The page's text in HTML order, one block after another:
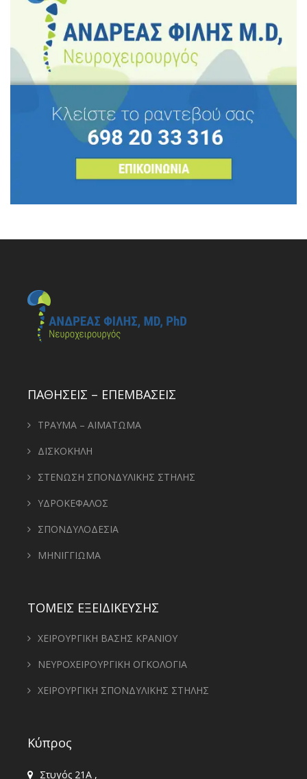
ΠΑΘΗΣΕΙΣ – ΕΠΕΜΒΑΣΕΙΣ
ΤΡΑΥΜΑ – ΑΙΜΑΤΩΜΑ
ΔΙΣΚΟΚΗΛΗ
ΣΤΕΝΩΣΗ ΣΠΟΝΔΥΛΙΚΗΣ ΣΤΗΛΗΣ
ΥΔΡΟΚΕΦΑΛΟΣ
ΣΠΟΝΔΥΛΟΔΕΣΙΑ
ΜΗΝΙΓΓΙΩΜΑ
ΤΟΜΕΙΣ ΕΞΕΙΔΙΚΕΥΣΗΣ
ΧΕΙΡΟΥΡΓΙΚΗ ΒΑΣΗΣ ΚΡΑΝΙΟΥ
ΝΕΥΡΟΧΕΙΡΟΥΡΓΙΚΗ ΟΓΚΟΛΟΓΙΑ
ΧΕΙΡΟΥΡΓΙΚΗ ΣΠΟΝΔΥΛΙΚΗΣ ΣΤΗΛΗΣ
Κύπρος
Στυγός 21Α ,